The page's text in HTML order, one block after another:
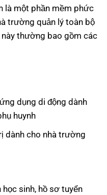
là một phần mềm phức
trường quản lý toàn bộ
thường bao gồm các
dụng di động dành
huynh
dành cho nhà trường
sinh, hồ sơ tuyển